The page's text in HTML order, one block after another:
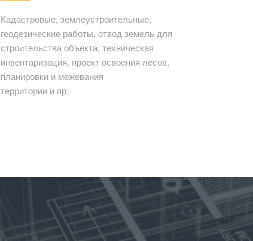
Кадастровые, землеустроительные,
геодезические работы, отвод земель для
строительства объекта, техническая
инвентаризация, проект освоения лесов,
планировки и межевания
территории и пр.